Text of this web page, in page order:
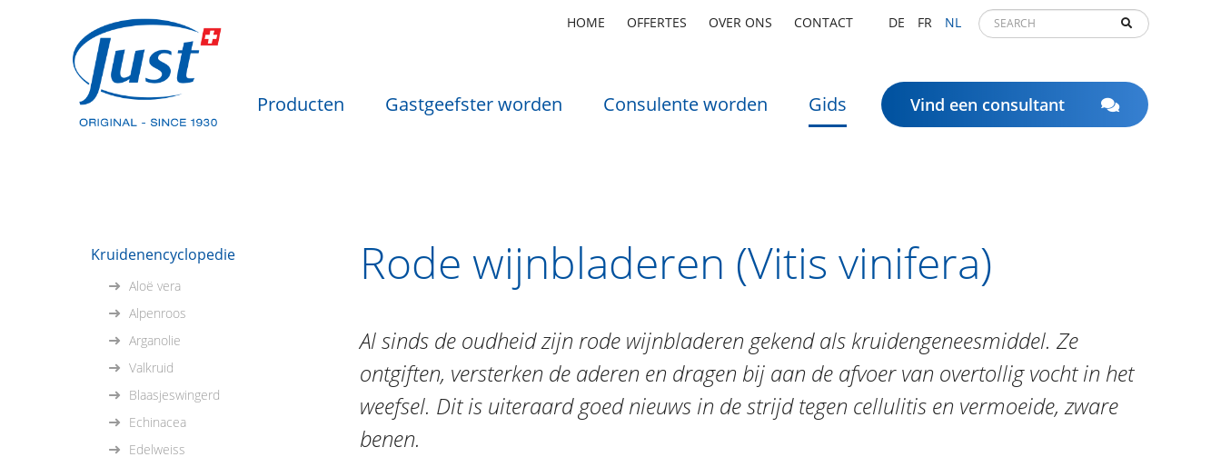
HOME OFFERTES OVER ONS CONTACT DE FR NL
Producten Gastgeefster worden Consulente worden Gids Vind een consultant
Kruidenencyclopedie
Aloë vera
Alpenroos
Arganolie
Valkruid
Blaasjeswingerd
Echinacea
Edelweiss
Rode wijnbladeren (Vitis vinifera)
Al sinds de oudheid zijn rode wijnbladeren gekend als kruidengeneesmiddel. Ze
ontgiften, versterken de aderen en dragen bij aan de afvoer van overtollig vocht in het
weefsel. Dit is uiteraard goed nieuws in de strijd tegen cellulitis en vermoeide, zware
benen.